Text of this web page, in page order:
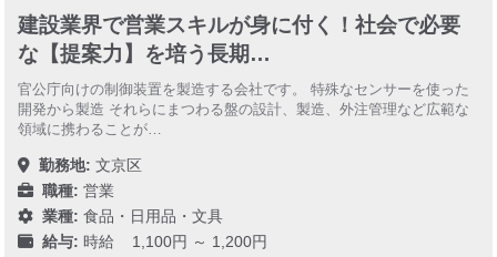
建設業界で営業スキルが身に付く！社会で必要
な【提案力】を培う長期…
官公庁向けの制御装置を製造する会社です。 特殊なセンサーを使った
開発から製造 それらにまつわる盤の設計、製造、外注管理など広範な
領域に携わることが…
勤務地: 文京区
職種: 営業
業種: 食品・日用品・文具
給与: 時給 1,100円 ～ 1,200円